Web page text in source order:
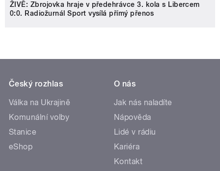
ŽIVĚ: Zbrojovka hraje v předehrávce 3. kola s Libercem
0:0. Radiožurnál Sport vysílá přímý přenos
Český rozhlas
Válka na Ukrajině
Komunální volby
Stanice
eShop
O nás
Jak nás naladíte
Nápověda
Lidé v rádiu
Kariéra
Kontakt